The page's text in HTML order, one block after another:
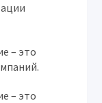
– это
– это